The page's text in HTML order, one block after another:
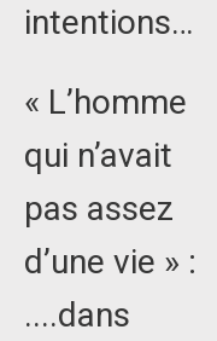
intentions…
« L’homme
qui n’avait
pas assez
d’une vie » :
....dans